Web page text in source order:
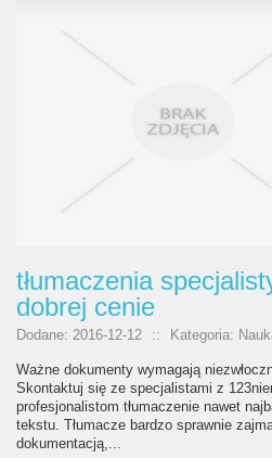
tłumaczenia
dobrej cenie
Dodane: 2016-12-12 :: Kategoria:
Ważne dokumenty wymagają
Skontaktuj się ze specjalistami z
profesjonalistom tłumaczenie nawet
tekstu. Tłumacze bardzo sprawnie
dokumentacją,...